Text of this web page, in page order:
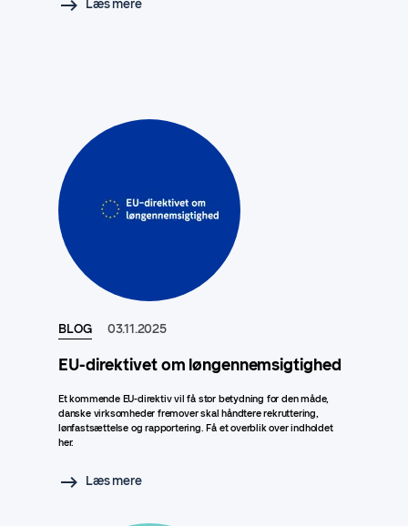
Læs mere
BLOG 03.11.2025
EU-direktivet om løngennemsigtighed
Et kommende EU-direktiv vil få stor betydning for den måde,
danske virksomheder fremover skal håndtere rekruttering,
lønfastsættelse og rapportering. Få et overblik over indholdet
her.
Læs mere